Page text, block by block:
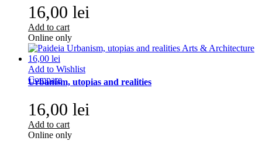
16,00 lei
Add to cart
Online only
Add to Wishlist
Compare
Urbanism, utopias and realities
16,00 lei
Add to cart
Online only